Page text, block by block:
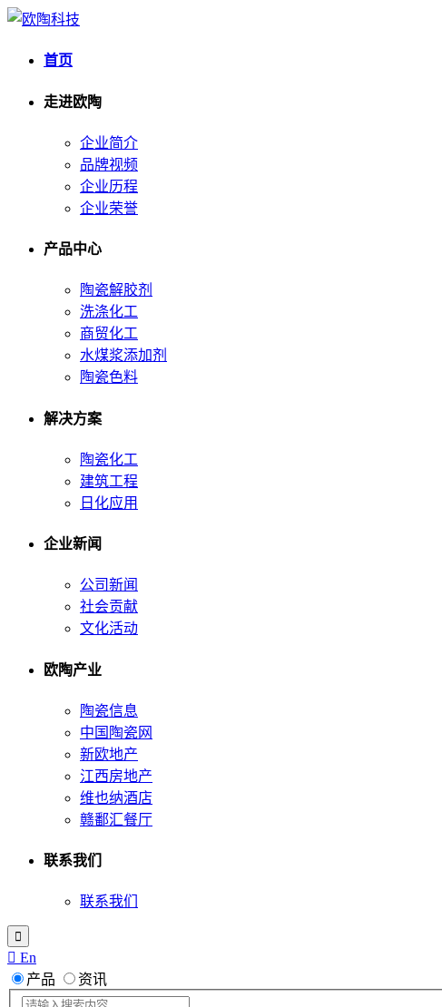
首页
走进欧陶
企业简介
品牌视频
企业历程
企业荣誉
产品中心
陶瓷解胶剂
洗涤化工
商贸化工
水煤浆添加剂
陶瓷色料
解决方案
陶瓷化工
建筑工程
日化应用
企业新闻
公司新闻
社会贡献
文化活动
欧陶产业
陶瓷信息
中国陶瓷网
新欧地产
江西房地产
维也纳酒店
赣鄱汇餐厅
联系我们
联系我们

 En
产品
资讯